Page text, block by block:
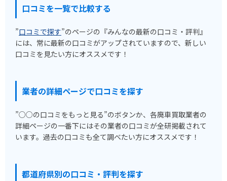
口コミを一覧で比較する
”口コミで探す”のページの『みんなの最新の口コミ・評判』
には、常に最新の口コミがアップされていますので、新しい
口コミを見たい方にオススメです！
業者の詳細ページで口コミを探す
”○○の口コミをもっと見る”のボタンか、各廃車買取業者の
詳細ページの一番下にはその業者の口コミが全研掲載されて
います。過去の口コミも全て調べたい方にオススメです！
都道府県別の口コミ・評判を探す